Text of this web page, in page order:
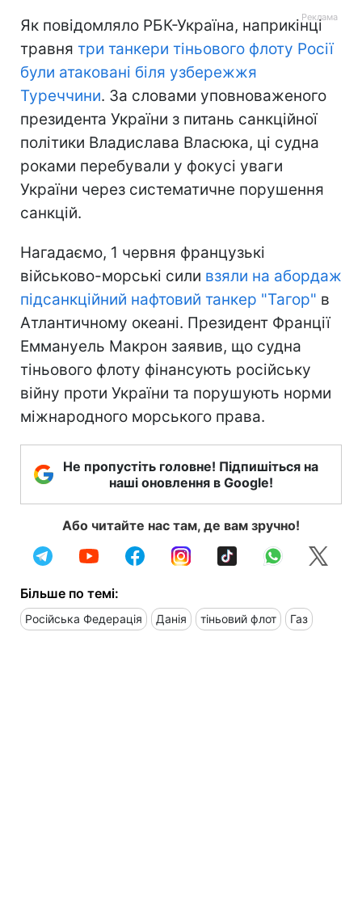
Як повідомляло РБК-Україна, наприкінці
травня три танкери тіньового флоту Росії
були атаковані біля узбережжя
Туреччини. За словами уповноваженого
президента України з питань санкційної
політики Владислава Власюка, ці судна
роками перебували у фокусі уваги
України через систематичне порушення
санкцій.
Нагадаємо, 1 червня французькі
військово-морські сили взяли на абордаж
підсанкційний нафтовий танкер "Тагор" в
Атлантичному океані. Президент Франції
Еммануель Макрон заявив, що судна
тіньового флоту фінансують російську
війну проти України та порушують норми
міжнародного морського права.
Не пропустіть головне! Підпишіться на
наші оновлення в Google!
Або читайте нас там, де вам зручно!
Більше по темі:
Російська Федерація Данія тіньовий флот Газ